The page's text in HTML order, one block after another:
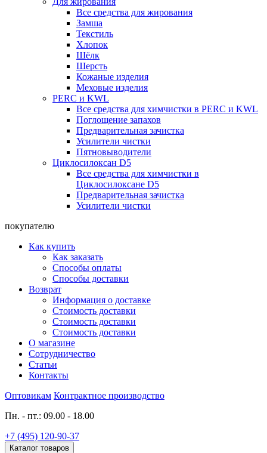
Все средства для жирования
Замша
Текстиль
Хлопок
Шёлк
Шерсть
Кожаные изделия
Меховые изделия
PERC и KWL
Все средства для химчистки в PERC и KWL
Поглощение запахов
Предварительная зачистка
Усилители чистки
Пятновыводители
Циклосилоксан D5
Все средства для химчистки в
Циклосилоксане D5
Предварительная зачистка
Усилители чистки
покупателю
Как купить
Как заказать
Способы оплаты
Способы доставки
Возврат
Информация о доставке
Стоимость доставки
Стоимость доставки
Стоимость доставки
О магазине
Сотрудничество
Статьи
Контакты
Оптовикам Контрактное производство
Пн. - пт.: 09.00 - 18.00
+7 (495) 120-90-37
Каталог товаров